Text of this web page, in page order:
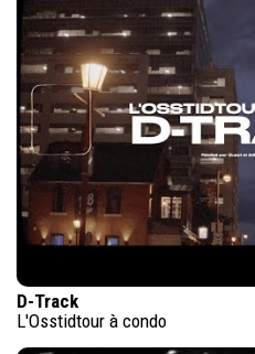
D-Track
L'Osstidtour à condo